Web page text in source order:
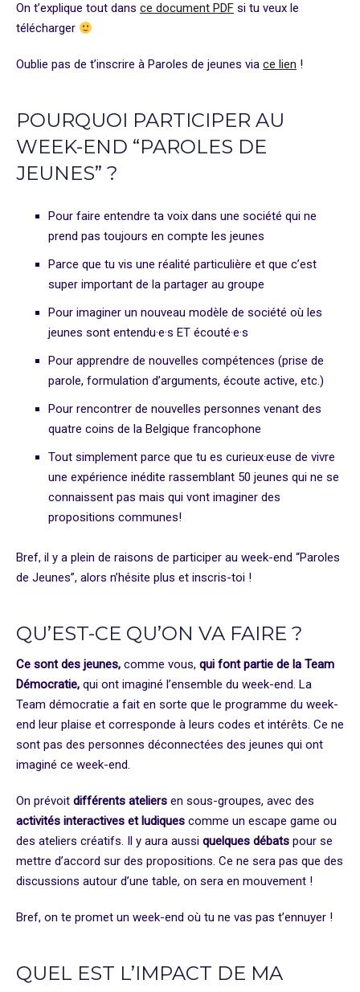
On t’explique tout dans ce document PDF si tu veux le
télécharger
Oublie pas de t’inscrire à Paroles de jeunes via ce lien !
POURQUOI PARTICIPER AU
WEEK-END “PAROLES DE
JEUNES” ?
Pour faire entendre ta voix dans une société qui ne
prend pas toujours en compte les jeunes
Parce que tu vis une réalité particulière et que c’est
super important de la partager au groupe
Pour imaginer un nouveau modèle de société où les
jeunes sont entendu·e·s ET écouté·e·s
Pour apprendre de nouvelles compétences (prise de
parole, formulation d’arguments, écoute active, etc.)
Pour rencontrer de nouvelles personnes venant des
quatre coins de la Belgique francophone
Tout simplement parce que tu es curieux·euse de vivre
une expérience inédite rassemblant 50 jeunes qui ne se
connaissent pas mais qui vont imaginer des
propositions communes!
Bref, il y a plein de raisons de participer au week-end “Paroles
de Jeunes”, alors n’hésite plus et inscris-toi !
QU’EST-CE QU’ON VA FAIRE ?
Ce sont des jeunes, comme vous, qui font partie de la Team
Démocratie, qui ont imaginé l’ensemble du week-end. La
Team démocratie a fait en sorte que le programme du week-
end leur plaise et corresponde à leurs codes et intérêts. Ce ne
sont pas des personnes déconnectées des jeunes qui ont
imaginé ce week-end.
On prévoit différents ateliers en sous-groupes, avec des
activités interactives et ludiques comme un escape game ou
des ateliers créatifs. Il y aura aussi quelques débats pour se
mettre d’accord sur des propositions. Ce ne sera pas que des
discussions autour d’une table, on sera en mouvement !
Bref, on te promet un week-end où tu ne vas pas t’ennuyer !
QUEL EST L’IMPACT DE MA